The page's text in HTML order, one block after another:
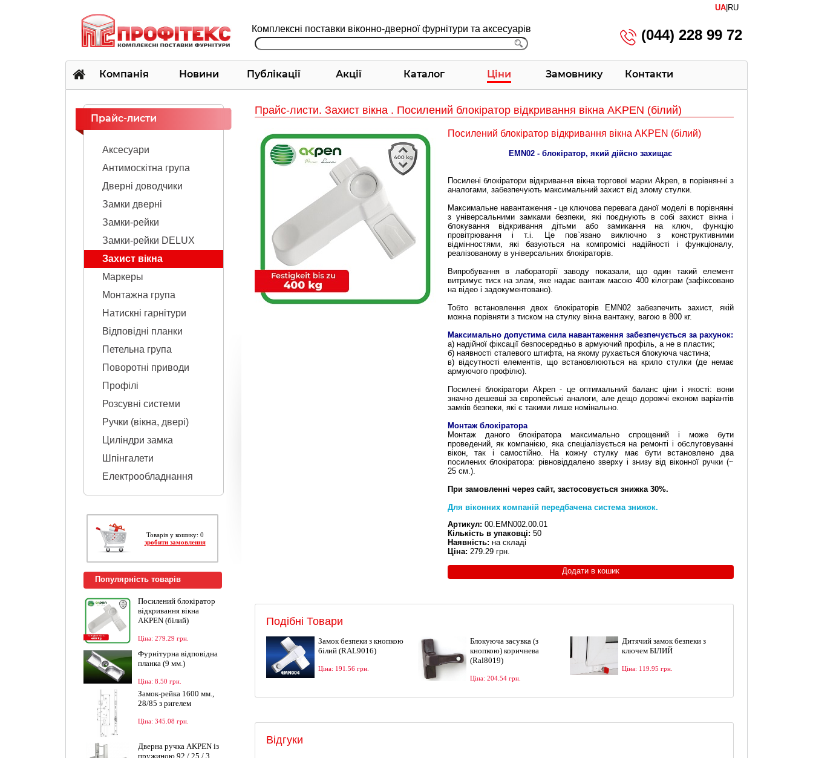
Комплексні поставки віконно-дверної фурнітури та аксесуарів
UA RU
(044) 228 99 72
Компанія Новини Публікації Акції Каталог Ціни Замовнику Контакти
Прайс-листи
Аксесуари
Антимоскітна група
Дверні доводчики
Замки дверні
Замки-рейки
Замки-рейки DELUX
Захист вікна
Маркеры
Монтажна група
Натискні гарнітури
Відповідні планки
Петельна група
Поворотні приводи
Профілі
Розсувні системи
Ручки (вікна, двері)
Циліндри замка
Шпінгалети
Електрообладнання
Товарів у кошику: 0
зробити замовлення
Популярність товарів
Посилений блокіратор
відкривання вікна
AKPEN (білий)
Ціна: 279.29 грн.
Фурнітурна відповідна
планка (9 мм.)
Ціна: 8.50 грн.
Замок-рейка 1600 мм.,
28/85 з ригелем
Ціна: 345.08 грн.
Дверна ручка AKPEN із
пружиною 92 / 25 / 3,
Прайс-листи. Захист вікна . Посилений блокіратор відкривання вікна AKPEN (білий)
Посилений блокіратор відкривання вікна AKPEN (білий)
EMN02 - блокіратор, який дійсно захищає
Посилені блокіратори відкривання вікна торгової марки Akpen, в порівнянні з
аналогами, забезпечують максимальний захист від злому стулки.
Максимальне навантаження - це ключова перевага даної моделі в порівнянні
з універсальними замками безпеки, які поєднують в собі захист вікна і
блокування відкривання дітьми або замикання на ключ, функцію
провітрювання і т.і. Це пов`язано виключно з конструктивними
відмінностями, які базуються на компромісі надійності і функціоналу,
реалізованому в універсальних блокіраторів.
Випробування в лабораторії заводу показали, що один такий елемент
витримує тиск на злам, яке надає вантаж масою 400 кілограм (зафіксовано
на відео і задокументовано).
Тобто встановлення двох блокіраторів EMN02 забезпечить захист, якій
можна порівняти з тиском на стулку вікна вантажу, вагою в 800 кг.
Максимально допустима сила навантаження забезпечується за рахунок:
а) надійної фіксації безпосередньо в армуючий профіль, а не в пластик;
б) наявності сталевого штифта, на якому рухається блокуюча частина;
в) відсутності елементів, що встановлюються на крило стулки (де немає
армуючого профілю).
Посилені блокіратори Akpen - це оптимальний баланс ціни і якості: вони
значно дешевші за європейські аналоги, але дещо дорожчі економ варіантів
замків безпеки, які є такими лише номінально.
Монтаж блокіратора
Монтаж даного блокіратора максимально спрощений і може бути
проведений, як компанією, яка спеціалізується на ремонті і обслуговуванні
вікон, так і самостійно. На кожну стулку має бути встановлено два
посилених блокіратора: рівновіддалено зверху і знизу від віконної ручки (~
25 см.).
При замовленні через сайт, застосовується знижка 30%.
Для віконних компаній передбачена система знижок.
Артикул: 00.EMN002.00.01
Кількість в упаковці: 50
Наявність: на складі
Ціна: 279.29 грн.
Подібні Товари
Замок безпеки з кнопкою
білий (RAL9016)
Ціна: 191.56 грн.
Блокуюча засувка (з
кнопкою) коричнева
(Ral8019)
Ціна: 204.54 грн.
Дитячий замок безпеки з
ключем БІЛИЙ
Ціна: 119.95 грн.
Відгуки